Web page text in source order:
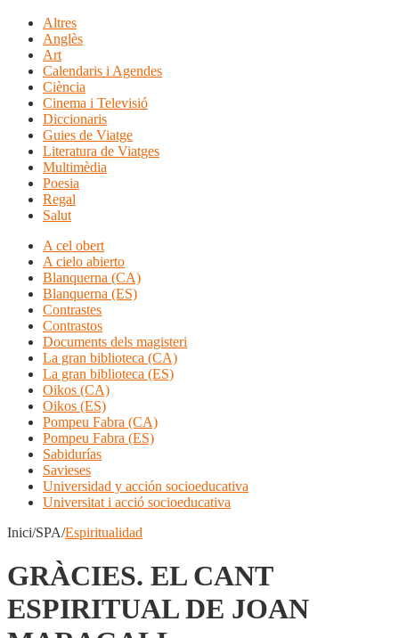
Altres
Anglès
Art
Calendaris i Agendes
Ciència
Cinema i Televisió
Diccionaris
Guies de Viatge
Literatura de Viatges
Multimèdia
Poesia
Regal
Salut
A cel obert
A cielo abierto
Blanquerna (CA)
Blanquerna (ES)
Contrastes
Contrastos
Documents dels magisteri
La gran biblioteca (CA)
La gran biblioteca (ES)
Oikos (CA)
Oikos (ES)
Pompeu Fabra (CA)
Pompeu Fabra (ES)
Sabidurías
Savieses
Universidad y acción socioeducativa
Universitat i acció socioeducativa
Inici/SPA/Espiritualidad
GRÀCIES. EL CANT
ESPIRITUAL DE JOAN